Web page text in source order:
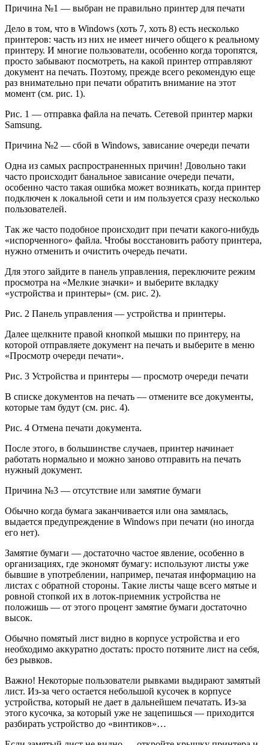
Причина №1 — выбран не правильно принтер для печати
Дело в том, что в Windows (хоть 7, хоть 8) есть несколько
принтеров: часть из них не имеет ничего общего к реальному
принтеру. И многие пользователи, особенно когда торопятся,
просто забывают посмотреть, на какой принтер отправляют
документ на печать. Поэтому, прежде всего рекомендую еще
раз внимательно при печати обратить внимание на этот
момент (см. рис. 1).
Рис. 1 — отправка файла на печать. Сетевой принтер марки
Samsung.
Причина №2 — сбой в Windows, зависание очереди печати
Одна из самых распространенных причин! Довольно таки
часто происходит банальное зависание очереди печати,
особенно часто такая ошибка может возникать, когда принтер
подключен к локальной сети и им пользуется сразу несколько
пользователей.
Так же часто подобное происходит при печати какого-нибудь
«испорченного» файла. Чтобы восстановить работу принтера,
нужно отменить и очистить очередь печати.
Для этого зайдите в панель управления, переключите режим
просмотра на «Мелкие значки» и выберите вкладку
«устройства и принтеры» (см. рис. 2).
Рис. 2 Панель управления — устройства и принтеры.
Далее щелкните правой кнопкой мышки по принтеру, на
которой отправляете документ на печать и выберите в меню
«Просмотр очереди печати».
Рис. 3 Устройства и принтеры — просмотр очереди печати
В списке документов на печать — отмените все документы,
которые там будут (см. рис. 4).
Рис. 4 Отмена печати документа.
После этого, в большинстве случаев, принтер начинает
работать нормально и можно заново отправить на печать
нужный документ.
Причина №3 — отсутствие или замятие бумаги
Обычно когда бумага заканчивается или она замялась,
выдается предупреждение в Windows при печати (но иногда
его нет).
Замятие бумаги — достаточно частое явление, особенно в
организациях, где экономят бумагу: используют листы уже
бывшие в употреблении, например, печатая информацию на
листах с обратной стороны. Такие листы чаще всего мятые и
ровной стопкой их в лоток-приемник устройства не
положишь — от этого процент замятие бумаги достаточно
высок.
Обычно помятый лист видно в корпусе устройства и его
необходимо аккуратно достать: просто потяните лист на себя,
без рывков.
Важно! Некоторые пользователи рывками выдирают замятый
лист. Из-за чего остается небольшой кусочек в корпусе
устройства, который не дает в дальнейшем печатать. Из-за
этого кусочка, за который уже не зацепишься — приходится
разбирать устройство до «винтиков»…